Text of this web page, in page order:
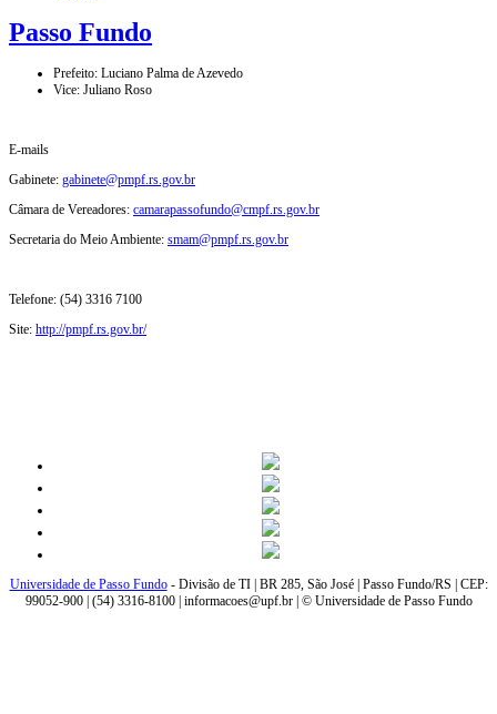
Passo Fundo
Prefeito: Luciano Palma de Azevedo
Vice: Juliano Roso
E-mails
Gabinete: gabinete@pmpf.rs.gov.br
Câmara de Vereadores: camarapassofundo@cmpf.rs.gov.br
Secretaria do Meio Ambiente: smam@pmpf.rs.gov.br
Telefone: (54) 3316 7100
Site: http://pmpf.rs.gov.br/
Universidade de Passo Fundo- Divisão de TI | BR 285, São José | Passo Fundo/RS | CEP:
99052-900 | (54) 3316-8100 | informacoes@upf.br | © Universidade de Passo Fundo